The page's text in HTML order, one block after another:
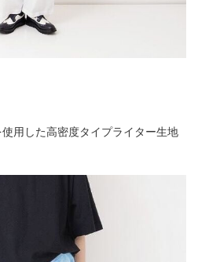
用した高密度タイプライター生地